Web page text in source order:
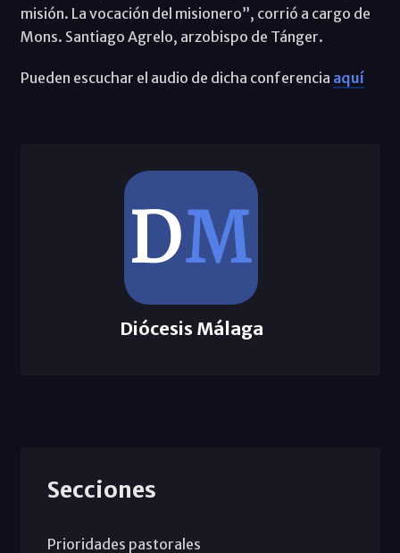
misión. La vocación del misionero”, corrió a cargo de
Mons. Santiago Agrelo, arzobispo de Tánger.
Pueden escuchar el audio de dicha conferencia aquí
Diócesis Málaga
Secciones
Prioridades pastorales